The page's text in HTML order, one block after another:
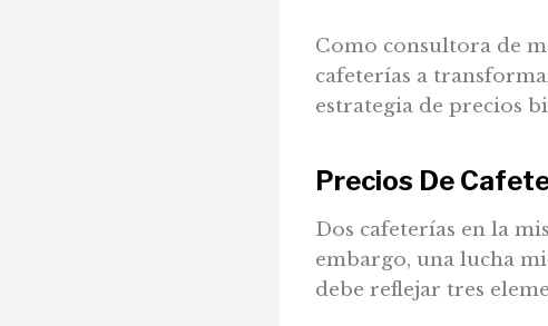
Como consultora de
cafeterías a
estrategia de precios
Precios De
Dos cafeterías en la
embargo, una lucha
debe reflejar tres